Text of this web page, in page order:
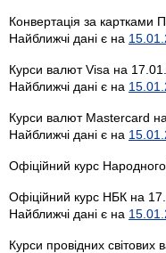
Конвертація за картками
Найближчі дані є на
Курси валют Visa на
Найближчі дані є на
Курси валют Mastercard
Найближчі дані є на
Офіційний курс
Офіційний курс НБК на
Найближчі дані є на
Курси провідних світових